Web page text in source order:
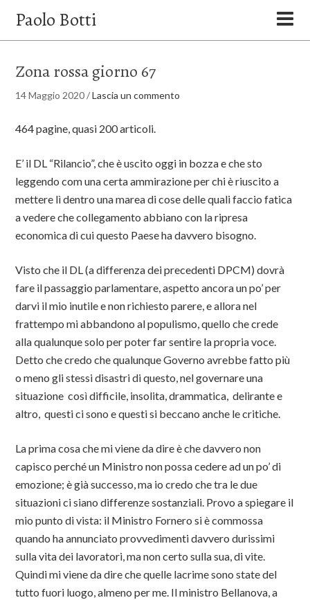
Paolo Botti
Zona rossa giorno 67
14 Maggio 2020/Lascia un commento
464 pagine, quasi 200 articoli.
E’ il DL “Rilancio”, che è uscito oggi in bozza e che sto
leggendo com una certa ammirazione per chi è riuscito a
mettere lì dentro una marea di cose delle quali faccio fatica
a vedere che collegamento abbiano con la ripresa
economica di cui questo Paese ha davvero bisogno.
Visto che il DL (a differenza dei precedenti DPCM) dovrà
fare il passaggio parlamentare, aspetto ancora un po’ per
darvi il mio inutile e non richiesto parere, e allora nel
frattempo mi abbandono al populismo, quello che crede
alla qualunque solo per poter far sentire la propria voce.
Detto che credo che qualunque Governo avrebbe fatto più
o meno gli stessi disastri di questo, nel governare una
situazione così difficile, insolita, drammatica, delirante e
altro, questi ci sono e questi si beccano anche le critiche.
La prima cosa che mi viene da dire è che davvero non
capisco perché un Ministro non possa cedere ad un po’ di
emozione; è già successo, ma io credo che tra le due
situazioni ci siano differenze sostanziali. Provo a spiegare il
mio punto di vista: il Ministro Fornero si è commossa
quando ha annunciato provvedimenti davvero durissimi
sulla vita dei lavoratori, ma non certo sulla sua, di vite.
Quindi mi viene da dire che quelle lacrime sono state del
tutto fuori luogo, almeno per me. Il ministro Bellanova, a